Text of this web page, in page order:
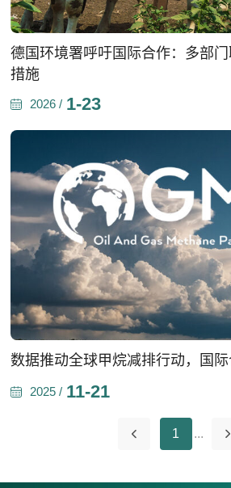
德国环境署呼吁国际合作：多部
措施
2026 / 1-23
数据推动全球甲烷减排行动，国
2025 / 11-21
1 ...